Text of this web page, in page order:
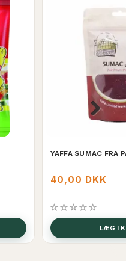
YAFFA SUMAC FRA
40,00 DKK
LÆG I